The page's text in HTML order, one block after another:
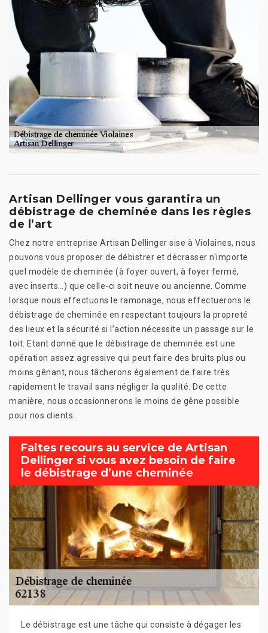
Artisan Dellinger vous garantira un
débistrage de cheminée dans les règles
de l’art
Chez notre entreprise Artisan Dellinger sise à Violaines, nous
pouvons vous proposer de débistrer et décrasser n'importe
quel modèle de cheminée (à foyer ouvert, à foyer fermé,
avec inserts…) que celle-ci soit neuve ou ancienne. Comme
lorsque nous effectuons le ramonage, nous effectuerons le
débistrage de cheminée en respectant toujours la propreté
des lieux et la sécurité si l’action nécessite un passage sur le
toit. Etant donné que le débistrage de cheminée est une
opération assez agressive qui peut faire des bruits plus ou
moins gênant, nous tâcherons également de faire très
rapidement le travail sans négliger la qualité. De cette
manière, nous occasionnerons le moins de gêne possible
pour nos clients.
Faites recours au service de Artisan
Dellinger si vous avez besoin de faire
le débistrage d’une cheminée
Le débistrage est une tâche qui consiste à dégager les